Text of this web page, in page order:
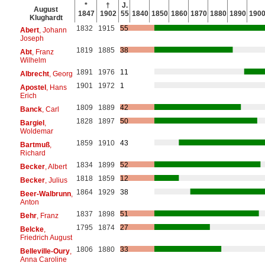
August
Klughardt
*
1847
†
1902
J.
55 1840 1850 1860 1870 1880 1890 1900
Abert, Johann
Joseph
1832 1915 55
Abt, Franz
Wilhelm
1819 1885 38
Albrecht, Georg 1891 1976
11
Apostel, Hans
Erich
1901 1972 1
Banck, Carl 1809 1889
42
Bargiel,
Woldemar
1828 1897 50
Bartmuß,
Richard
1859 1910 43
Becker, Albert 1834 1899
52
Becker, Julius 1818 1859
12
Beer-Walbrunn,
Anton
1864 1929 38
Behr, Franz 1837 1898
51
Belcke,
Friedrich August
1795 1874 27
Belleville-Oury,
Anna Caroline
1806 1880 33